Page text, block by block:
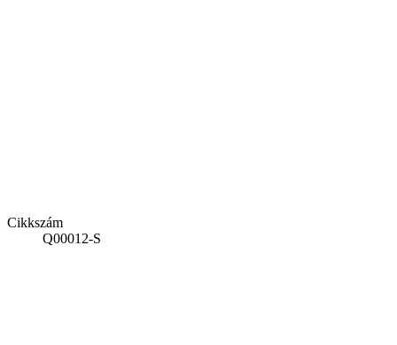
Cikkszám
Q00012-S